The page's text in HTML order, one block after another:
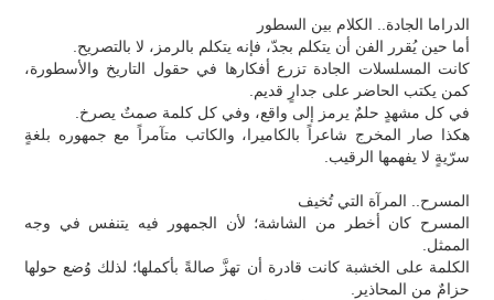
الدراما الجادة.. الكلام بين السطور
أما حين يُقرر الفن أن يتكلم بجدّ، فإنه يتكلم بالرمز، لا بالتصريح.
كانت المسلسلات الجادة تزرع أفكارها في حقول التاريخ والأسطورة،
كمن يكتب الحاضر على جدارٍ قديم.
في كل مشهدٍ حلمٌ يرمز إلى واقع، وفي كل كلمة صمتٌ يصرخ.
هكذا صار المخرج شاعراً بالكاميرا، والكاتب متآمراً مع جمهوره بلغةٍ
سرّيةٍ لا يفهمها الرقيب.
المسرح.. المرآة التي تُخيف
المسرح كان أخطر من الشاشة؛ لأن الجمهور فيه يتنفس في وجه
الممثل.
الكلمة على الخشبة كانت قادرة أن تهزَّ صالةً بأكملها؛ لذلك وُضع حولها
حزامٌ من المحاذير.